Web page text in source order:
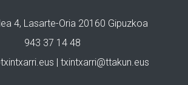
4, Lasarte-Oria 20160 Gipuzkoa
943 37 14 48
| txintxarri@ttakun.eus